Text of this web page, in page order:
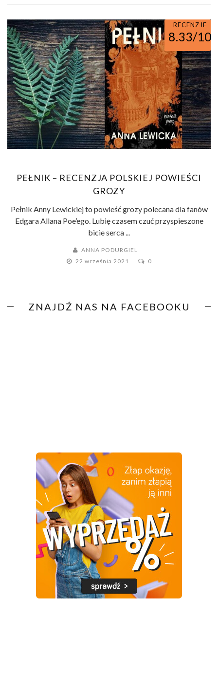
RECENZJE
8.33/10
PEŁNIK – RECENZJA POLSKIEJ POWIEŚCI
GROZY
Pełnik Anny Lewickiej to powieść grozy polecana dla fanów
Edgara Allana Poe’ego. Lubię czasem czuć przyspieszone
bicie serca ...
ANNA PODURGIEL
22 września 2021
0
ZNAJDŹ NAS NA FACEBOOKU